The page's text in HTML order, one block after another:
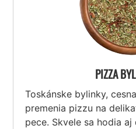
PIZZA
Toskánske bylinky,
premenia pizzu na
pece. Skvele sa hodia